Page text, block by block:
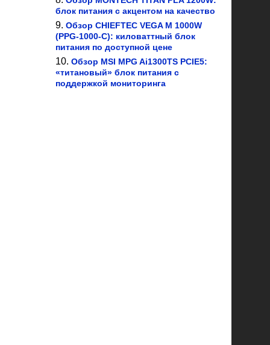
блок питания с акцентом на качество
Обзор CHIEFTEC VEGA M 1000W
(PPG-1000-C): киловаттный блок
питания по доступной цене
Обзор MSI MPG Ai1300TS PCIE5:
«титановый» блок питания с
поддержкой мониторинга